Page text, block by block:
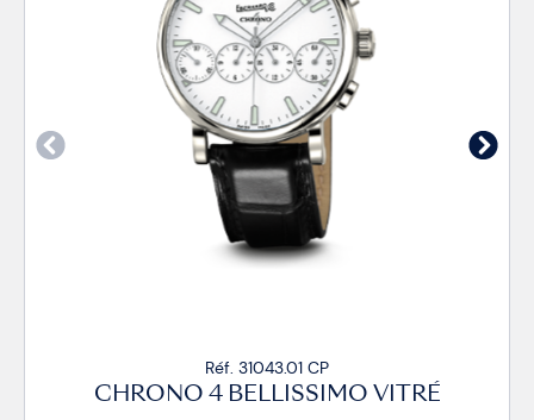
Réf. 31043.01 CP
CHRONO 4 BELLISSIMO VITRÉ